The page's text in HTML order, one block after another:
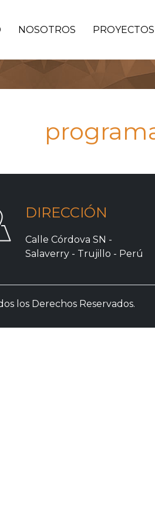
NOSOTROS PROYECTOS
DIRECCIÓN
Calle Córdova SN -
Salaverry - Trujillo - Perú
los Derechos Reservados.